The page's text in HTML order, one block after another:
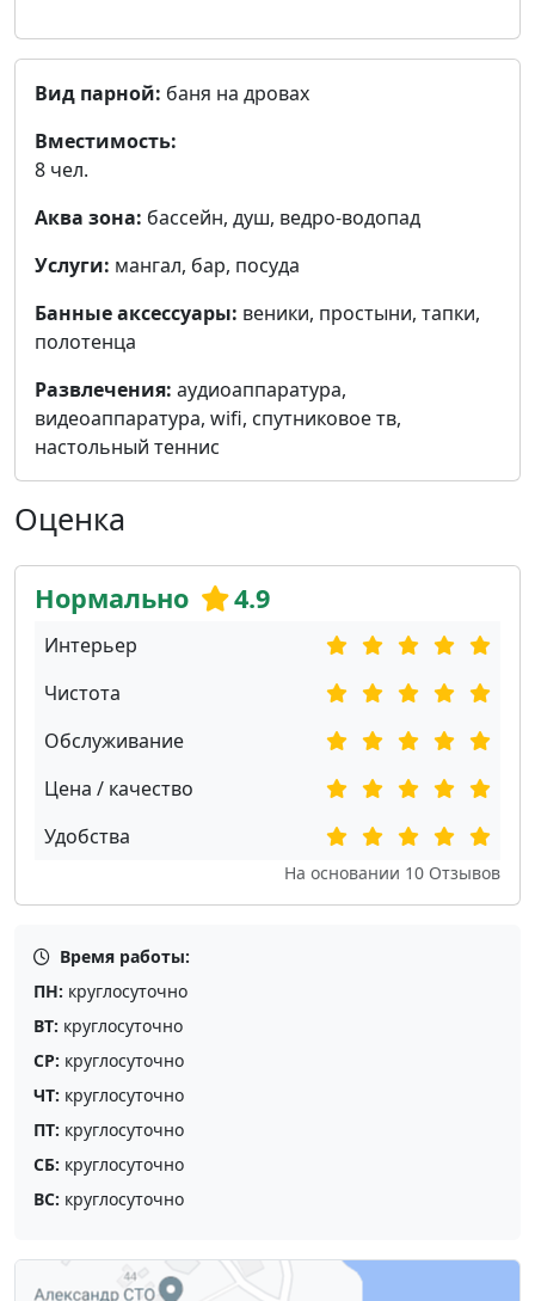
Вид парной: баня на дровах
Вместимость:
8 чел.
Аква зона: бассейн, душ, ведро-водопад
Услуги: мангал, бар, посуда
Банные аксессуары: веники, простыни, тапки,
полотенца
Развлечения: аудиоаппаратура,
видеоаппаратура, wifi, cпутниковое тв,
настольный теннис
Оценка
Нормально 4.9
Интерьер
Чистота
Обслуживание
Цена / качество
Удобства
На основании 10 Отзывов
Время работы:
ПН: круглосуточно
ВТ: круглосуточно
СР: круглосуточно
ЧТ: круглосуточно
ПТ: круглосуточно
СБ: круглосуточно
ВС: круглосуточно